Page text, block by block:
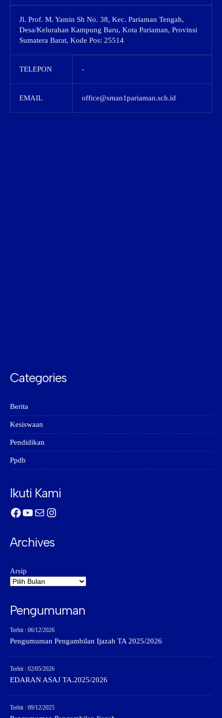
Jl. Prof. M. Yamin Sh No. 38, Kec. Pariaman Tengah,
Desa/Kelurahan Kampung Baru, Kota Pariaman, Provinsi
Sumatera Barat, Kode Pos: 25514
TELEPON -
EMAIL office@sman1pariaman.sch.id
Categories
Berita
Kesiswaan
Pendidikan
Ppdb
Ikuti Kami
Facebook
YouTube
MailInstagram
Archives
Arsip
Pengumuman
Terbit : 06/12/2026
Pengumuman Pengambilan Ijazah TA 2025/2026
Terbit : 02/05/2026
EDARAN ASAJ TA.2025/2026
Terbit : 09/12/2025